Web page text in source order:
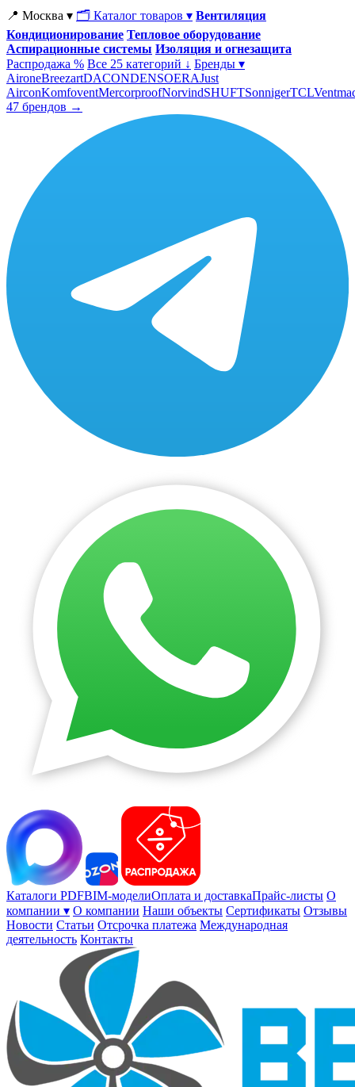
📍 Москва ▾ 🗂 Каталог товаров ▾ Вентиляция
Кондиционирование Тепловое оборудование
Аспирационные системы Изоляция и огнезащита
Распродажа % Все 25 категорий ↓ Бренды ▾
AironeBreezartDACONDENSOERAJust
AirconKomfoventMercorproofNorvindSHUFTSonnigerTCL
47 брендов →
Каталоги PDFBIM-моделиОплата и доставкаПрайс-листы О
компании ▾ О компании Наши объекты Сертификаты Отзывы
Новости Статьи Отсрочка платежа Международная
деятельность Контакты